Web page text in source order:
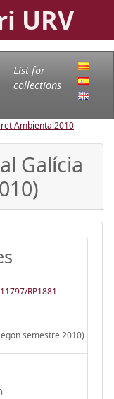
URV
List for
collections
Ambiental2010
Galícia
RP1881
semestre 2010)